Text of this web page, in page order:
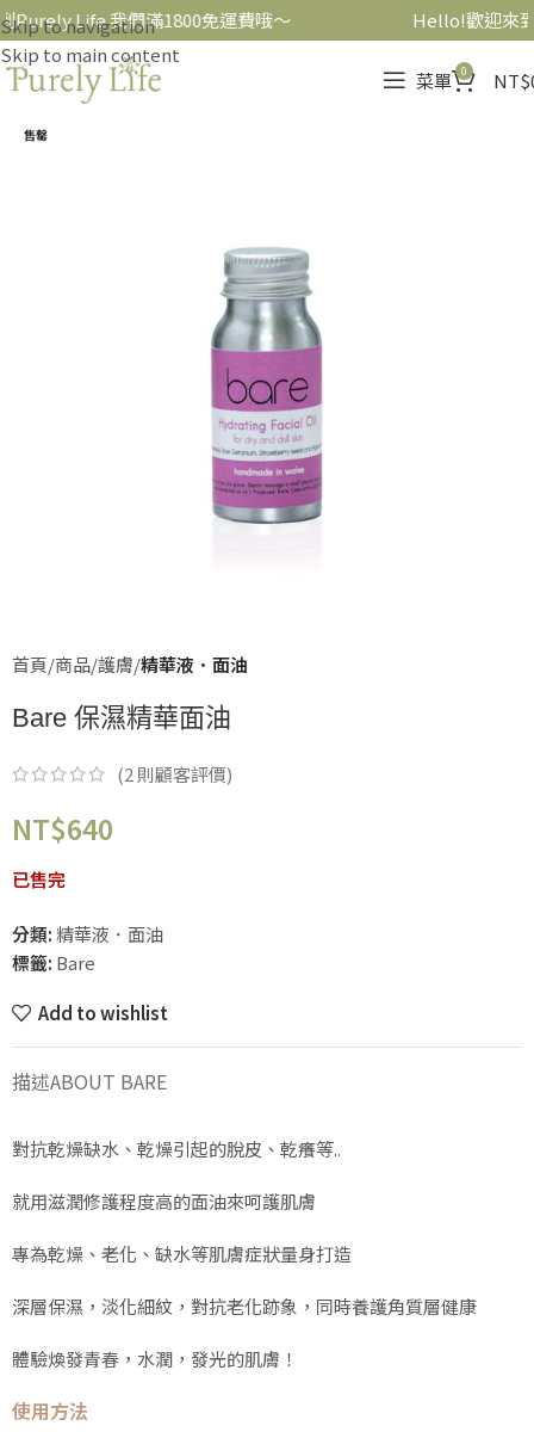
Skip to navigation
Skip to main content
Life 我們滿1800免運費哦～ Hello!歡迎來
菜單 0 NT$
售罄
首頁 商品 護膚 精華液．面油
Bare 保濕精華面油
(2 則顧客評價)
NT$640
已售完
分類:精華液．面油
標籤: Bare
Add to wishlist
描述ABOUT BARE
對抗乾燥缺水、乾燥引起的脫皮、乾癢等..
就用滋潤修護程度高的面油來呵護肌膚
專為乾燥、老化、缺水等肌膚症狀量身打造
深層保濕，淡化細紋，對抗老化跡象，同時養護角質層健康
體驗煥發青春，水潤，發光的肌膚！
使用方法